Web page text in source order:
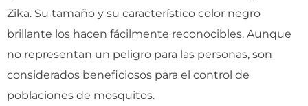
Zika. Su tamaño y su característico color negro
brillante los hacen fácilmente reconocibles. Aunque
no representan un peligro para las personas, son
considerados beneficiosos para el control de
poblaciones de mosquitos.